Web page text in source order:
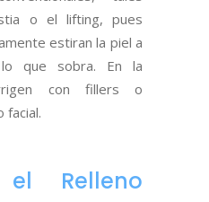
o el lifting, pues
estiran la piel a
que sobra. En la
con fillers o
facial.
Relleno